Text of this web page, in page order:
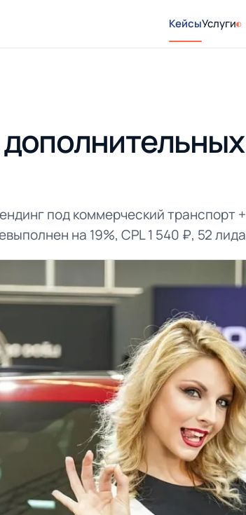
КейсыУслуги
под коммерческий транспорт
на 19%, CPL 1 540 ₽, 52